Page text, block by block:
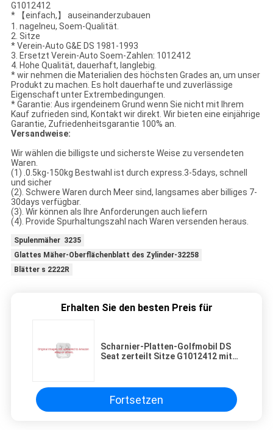
G1012412
* 【einfach,】 auseinanderzubauen
1. nagelneu, Soem-Qualität.
2. Sitze
* Verein-Auto G&E DS 1981-1993
3. Ersetzt Verein-Auto Soem-Zahlen: 1012412
4. Hohe Qualität, dauerhaft, langlebig.
* wir nehmen die Materialien des höchsten Grades an, um unser
Produkt zu machen. Es holt dauerhafte und zuverlässige
Eigenschaft unter Extrembedingungen.
* Garantie: Aus irgendeinem Grund wenn Sie nicht mit Ihrem
Kauf zufrieden sind, Kontakt wir direkt. Wir bieten eine einjährige
Garantie, Zufriedenheitsgarantie 100% an.
Versandweise:
Wir wählen die billigste und sicherste Weise zu versendeten
Waren.
(1) .0.5kg-150kg Bestwahl ist durch express.3-5days, schnell
und sicher
(2). Schwere Waren durch Meer sind, langsames aber billiges 7-
30days verfügbar.
(3). Wir können als Ihre Anforderungen auch liefern
(4). Provide Spurhaltungszahl nach Waren versenden heraus.
Spulenmäher 3235
Glattes Mäher-Oberflächenblatt des Zylinder-32258
Blätter s 2222R
Erhalten Sie den besten Preis für
Scharnier-Platten-Golfmobil DS
Seat zerteilt Sitze G1012412 mit
Fortsetzen